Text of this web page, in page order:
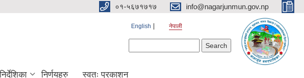
०१-५६७१७१७ info@nagarjunmun.gov.np
English नेपाली
निर्णयहरु स्वतः प्रकाशन